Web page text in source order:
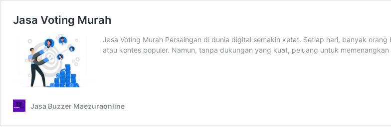
Jasa Voting Murah
Jasa Voting Murah Persaingan di dunia digital semakin ketat. Setiap hari, banyak
atau kontes populer. Namun, tanpa dukungan yang kuat, peluang untuk
Jasa Buzzer Maezuraonline